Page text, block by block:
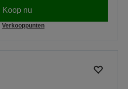
Koop nu
Verkooppunten